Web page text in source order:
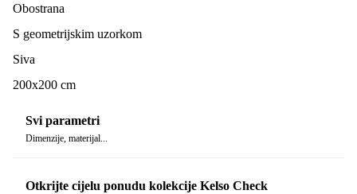
Obostrana
S geometrijskim uzorkom
Siva
200x200 cm
Svi parametri
Dimenzije, materijal...
Otkrijte cijelu ponudu kolekcije Kelso Check